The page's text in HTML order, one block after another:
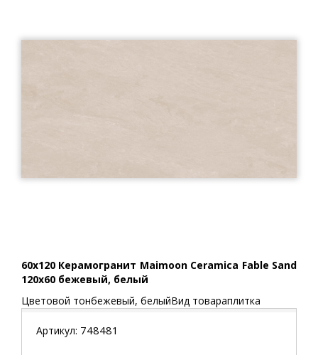
60x120 Керамогранит Maimoon Ceramica Fable Sand
120х60 бежевый, белый
Цветовой тонбежевый, белыйВид товараплитка
Артикул: 748481